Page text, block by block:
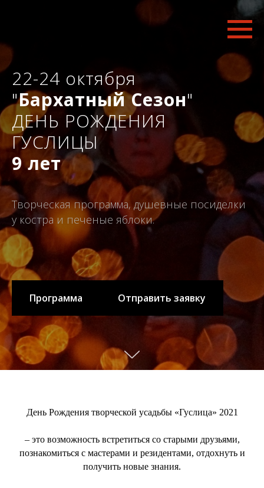
22-24 октября
"Бархатный Сезон"
ДЕНЬ РОЖДЕНИЯ
ГУСЛИЦЫ
9 лет
Творческая программа, душевные посиделки
у костра и печеные яблоки.
Программа Отправить заявку
День Рождения творческой усадьбы «Гуслица» 2021
– это возможность встретиться со старыми друзьями,
познакомиться с мастерами и резидентами, отдохнуть и
получить новые знания.